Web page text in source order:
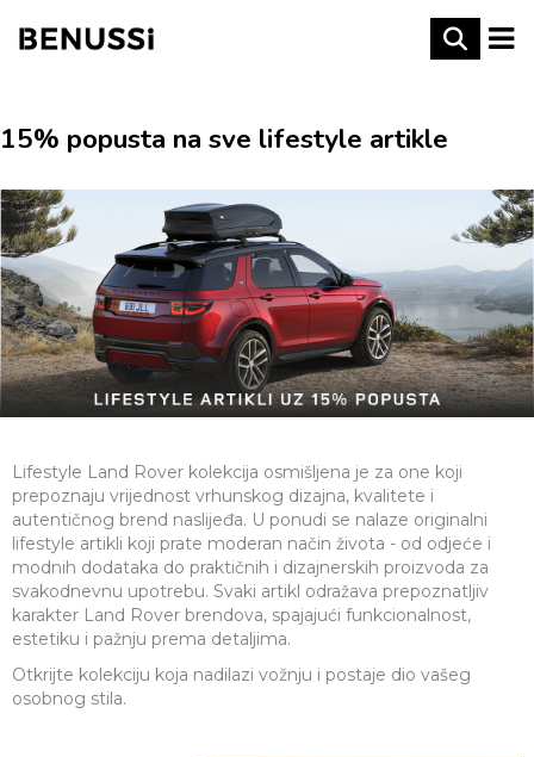
15% popusta na sve lifestyle artikle
Lifestyle Land Rover kolekcija osmišljena je za one koji
prepoznaju vrijednost vrhunskog dizajna, kvalitete i
autentičnog brend naslijeđa. U ponudi se nalaze originalni
lifestyle artikli koji prate moderan način života - od odjeće i
modnih dodataka do praktičnih i dizajnerskih proizvoda za
svakodnevnu upotrebu. Svaki artikl odražava prepoznatljiv
karakter Land Rover brendova, spajajući funkcionalnost,
estetiku i pažnju prema detaljima.
Otkrijte kolekciju koja nadilazi vožnju i postaje dio vašeg
osobnog stila.